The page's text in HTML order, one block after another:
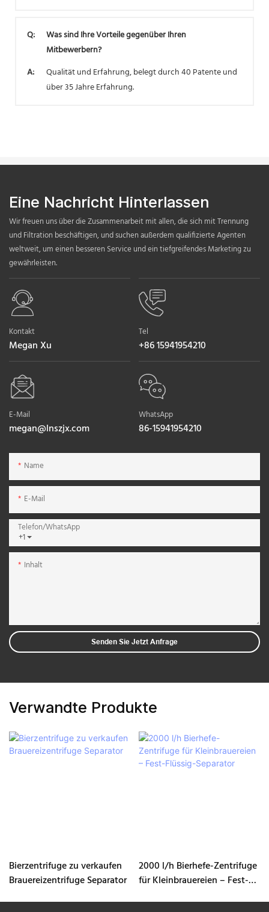
Q:
Was sind Ihre Vorteile gegenüber Ihren
Mitbewerbern?
A:
Qualität und Erfahrung, belegt durch 40 Patente und
über 35 Jahre Erfahrung.
Eine Nachricht Hinterlassen
Wir freuen uns über die Zusammenarbeit mit allen, die sich mit Trennung
und Filtration beschäftigen, und suchen außerdem qualifizierte Agenten
weltweit, um einen besseren Service und ein tiefgreifendes Marketing zu
gewährleisten.
Kontakt
Megan Xu
Tel
+86 15941954210
E-Mail
megan@lnszjx.com
WhatsApp
86-15941954210
Name
E-Mail
+1
Telefon/WhatsApp
Inhalt
Senden Sie Jetzt Anfrage
Verwandte Produkte
Bierzentrifuge zu verkaufen
Brauereizentrifuge Separator
2000 l/h Bierhefe-Zentrifuge
für Kleinbrauereien – Fest-